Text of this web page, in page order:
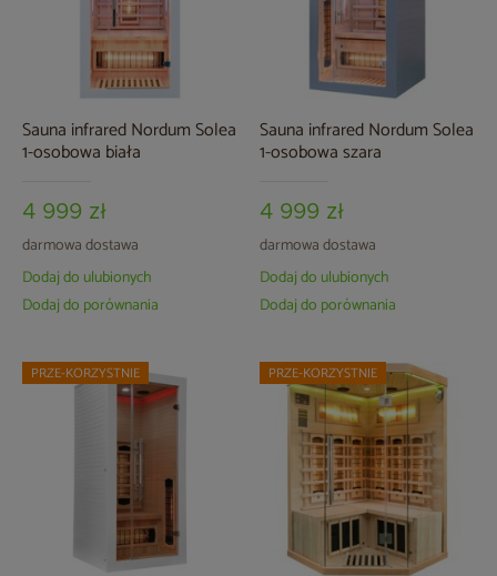
Sauna infrared Nordum Solea
1-osobowa biała
4 999 zł
darmowa dostawa
Dodaj do ulubionych
Dodaj do porównania
Sauna infrared Nordum Solea
1-osobowa szara
4 999 zł
darmowa dostawa
Dodaj do ulubionych
Dodaj do porównania
PRZE-KORZYSTNIE PRZE-KORZYSTNIE